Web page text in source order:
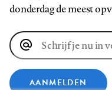
donderdag de meest
E-
mailadres
AANMELDEN